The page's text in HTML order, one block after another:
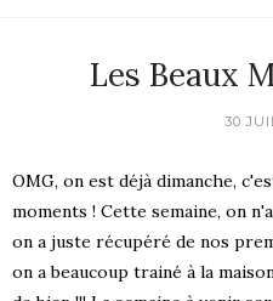
Les Beaux
30
OMG, on est déjà dimanche,
moments ! Cette semaine, on
on a juste récupéré de nos
on a beaucoup trainé à la